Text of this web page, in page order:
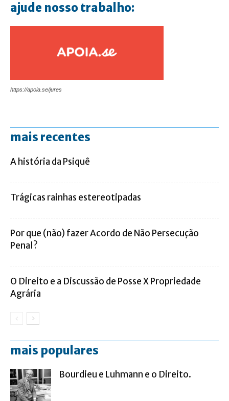
ajude nosso trabalho:
https://apoia.se/jures
mais recentes
A história da Psiquê
Trágicas rainhas estereotipadas
Por que (não) fazer Acordo de Não Persecução
Penal?
O Direito e a Discussão de Posse X Propriedade
Agrária
mais populares
Bourdieu e Luhmann e o Direito.